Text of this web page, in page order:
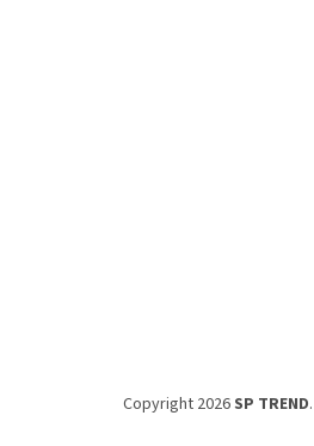
Copyright 2026SP TREND